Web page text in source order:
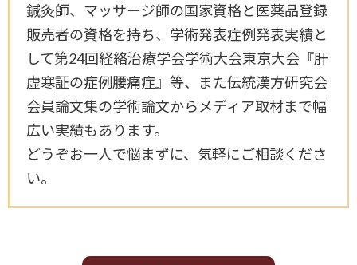
鍼灸師、マッサージ師の国家資格と医薬品登録
販売者の資格を持ち、学術発表症例発表実績と
して第24回経絡治療学会学術大会東京大会『肝
虚寒証の症例腰痛症』等、また伝統漢方研究会
会員論文集の学術論文からメディア取材まで幅
広い実績もあります。
どうぞお一人で悩まずに、気軽にご相談くださ
い。